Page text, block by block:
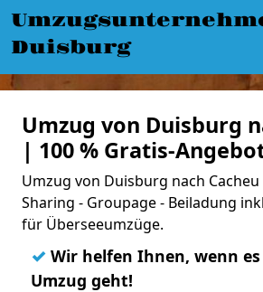
Duisburg
Umzug von Duisburg
| 100 % Gratis-
Umzug von Duisburg nach
Sharing - Groupage - Beiladung
für Überseeumzüge.
✓ Wir helfen Ihnen, wenn
Umzug geht!